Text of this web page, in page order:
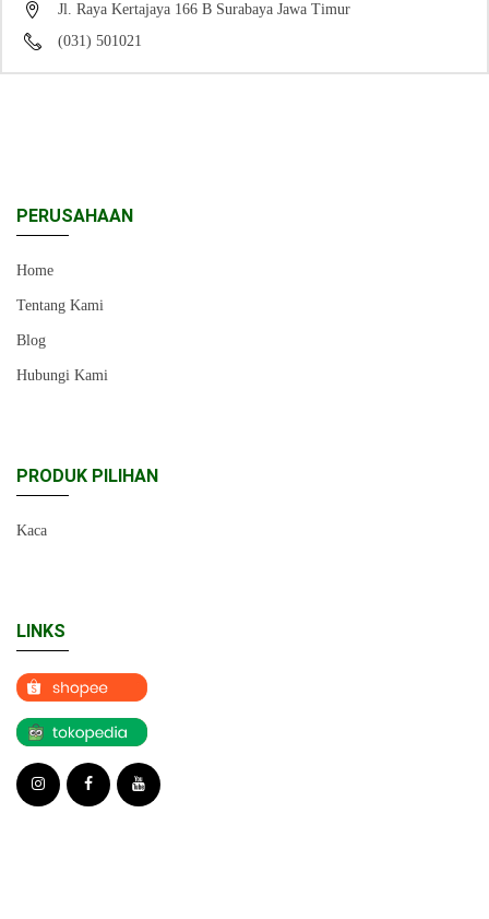
Jl. Raya Kertajaya 166 B Surabaya Jawa Timur
(031) 501021
PERUSAHAAN
Home
Tentang Kami
Blog
Hubungi Kami
PRODUK PILIHAN
Kaca
LINKS